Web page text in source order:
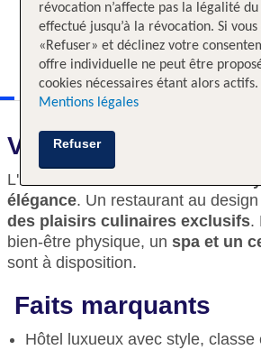
Voici ce qui vous
L'hôtel accueille ses hôtes avec
élégance. Un restaurant au
des plaisirs culinaires exclusifs.
bien-être physique, un spa et un
sont à disposition.
Faits marquants
Hôtel luxueux avec style, classe
révocation n’affecte pas la légalité
effectué jusqu’à la révocation. Si
«Refuser» et déclinez votre
offre individuelle ne peut être
cookies nécessaires étant alors actifs.
Mentions légales
Refuser